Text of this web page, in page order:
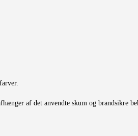
af det anvendte skum og brandsikre